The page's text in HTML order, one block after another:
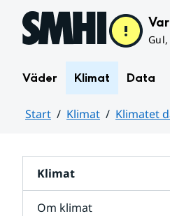
Hoppa till sidans innehåll
Väder Klimat Data
Start Klimat Klimatet
Klimat
Om klimat